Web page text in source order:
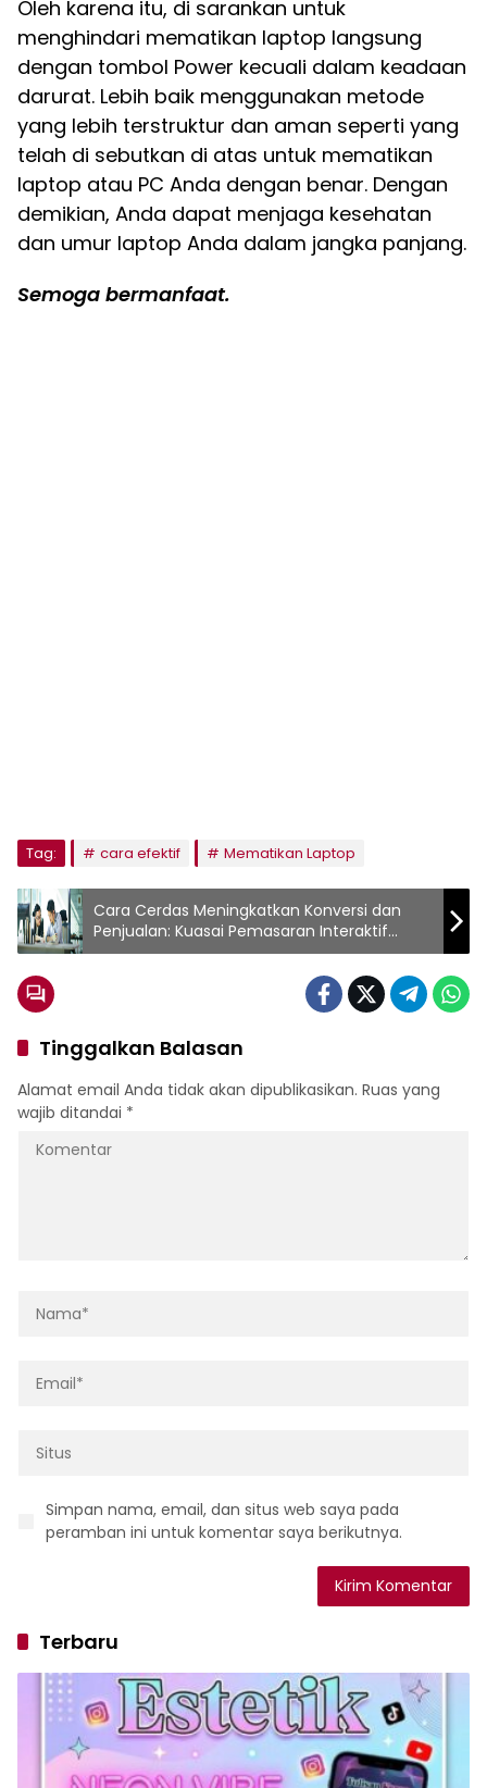
Oleh karena itu, di sarankan untuk
menghindari mematikan laptop langsung
dengan tombol Power kecuali dalam keadaan
darurat. Lebih baik menggunakan metode
yang lebih terstruktur dan aman seperti yang
telah di sebutkan di atas untuk mematikan
laptop atau PC Anda dengan benar. Dengan
demikian, Anda dapat menjaga kesehatan
dan umur laptop Anda dalam jangka panjang.
Semoga bermanfaat.
Tag: cara efektif Mematikan Laptop
Cara Cerdas Meningkatkan Konversi dan
Penjualan: Kuasai Pemasaran Interaktif
Sekarang Juga!
Tinggalkan Balasan
Alamat email Anda tidak akan dipublikasikan. Ruas yang
wajib ditandai *
Simpan nama, email, dan situs web saya pada
peramban ini untuk komentar saya berikutnya.
Terbaru